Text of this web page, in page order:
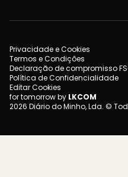
Privacidade e Cookies
Termos e Condições
Declaração de compromisso
Política de Confidencialidade
Editar Cookies
for tomorrow by LKCOM
2026 Diário do Minho, Lda. ©